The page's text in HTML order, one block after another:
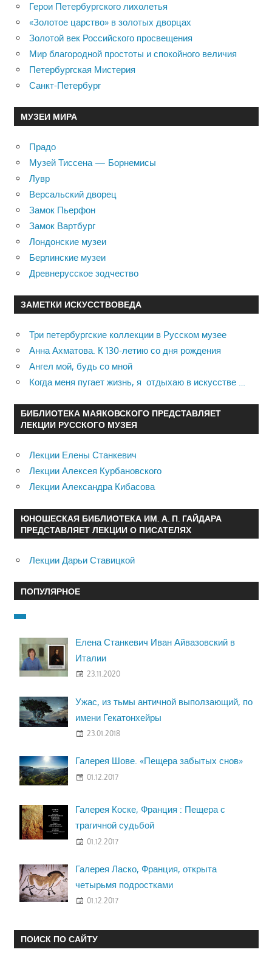
Герои Петербургского лихолетья
«Золотое царство» в золотых дворцах
Золотой век Российского просвещения
Мир благородной простоты и спокойного величия
Петербургская Мистерия
Санкт-Петербург
МУЗЕИ МИРА
Прадо
Музей Тиссена — Борнемисы
Лувр
Версальский дворец
Замок Пьерфон
Замок Вартбург
Лондонские музеи
Берлинские музеи
Древнерусское зодчество
ЗАМЕТКИ ИСКУССТВОВЕДА
Три петербургские коллекции в Русском музее
Анна Ахматова. К 130-летию со дня рождения
Ангел мой, будь со мной
Когда меня пугает жизнь, я отдыхаю в искусстве …
БИБЛИОТЕКА МАЯКОВСКОГО ПРЕДСТАВЛЯЕТ
ЛЕКЦИИ РУССКОГО МУЗЕЯ
Лекции Елены Станкевич
Лекции Алексея Курбановского
Лекции Александра Кибасова
ЮНОШЕСКАЯ БИБЛИОТЕКА ИМ. А. П. ГАЙДАРА
ПРЕДСТАВЛЯЕТ ЛЕКЦИИ О ПИСАТЕЛЯХ
Лекции Дарьи Ставицкой
ПОПУЛЯРНОЕ
Елена Станкевич Иван Айвазовский в
Италии
23.11.2020
Ужас, из тьмы античной выползающий, по
имени Гекатонхейры
23.01.2018
Галерея Шове. «Пещера забытых снов»
01.12.2017
Галерея Коске, Франция : Пещера с
трагичной судьбой
01.12.2017
Галерея Ласко, Франция, открыта
четырьмя подростками
01.12.2017
ПОИСК ПО САЙТУ